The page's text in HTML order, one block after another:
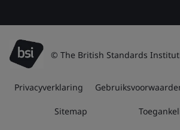
© The British Standards
Privacyverklaring
Sitemap